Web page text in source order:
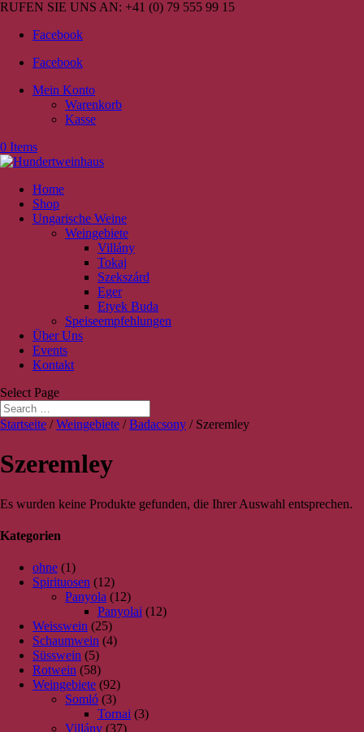
RUFEN SIE UNS AN: +41 (0) 79 555 99 15
Facebook
Facebook
Mein Konto
Warenkorb
Kasse
0 Items
Home
Shop
Ungarische Weine
Weingebiete
Villány
Tokaj
Szekszárd
Eger
Etyek Buda
Speiseempfehlungen
Über Uns
Events
Kontakt
Select Page
Startseite /Weingebiete /Badacsony / Szeremley
Szeremley
Es wurden keine Produkte gefunden, die Ihrer Auswahl entsprechen.
Kategorien
ohne (1)
Spirituosen (12)
Panyola (12)
Panyolai (12)
Weisswein (25)
Schaumwein (4)
Süsswein (5)
Rotwein (58)
Weingebiete (92)
Somló (3)
Tornai (3)
Villány (37)